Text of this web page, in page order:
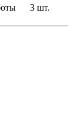
3 шт.